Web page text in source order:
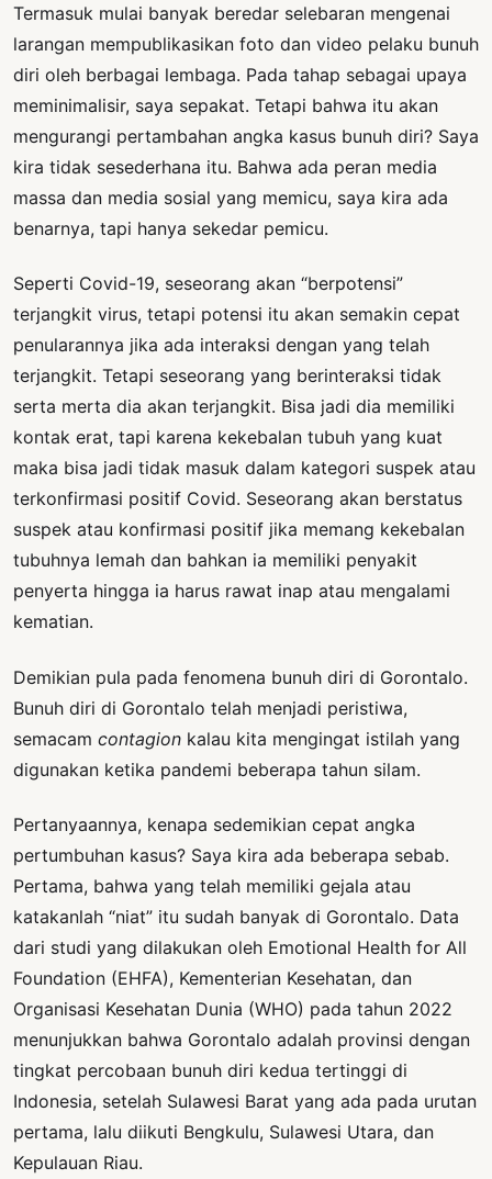
Termasuk mulai banyak beredar selebaran mengenai
larangan mempublikasikan foto dan video pelaku bunuh
diri oleh berbagai lembaga. Pada tahap sebagai upaya
meminimalisir, saya sepakat. Tetapi bahwa itu akan
mengurangi pertambahan angka kasus bunuh diri? Saya
kira tidak sesederhana itu. Bahwa ada peran media
massa dan media sosial yang memicu, saya kira ada
benarnya, tapi hanya sekedar pemicu.
Seperti Covid-19, seseorang akan “berpotensi”
terjangkit virus, tetapi potensi itu akan semakin cepat
penularannya jika ada interaksi dengan yang telah
terjangkit. Tetapi seseorang yang berinteraksi tidak
serta merta dia akan terjangkit. Bisa jadi dia memiliki
kontak erat, tapi karena kekebalan tubuh yang kuat
maka bisa jadi tidak masuk dalam kategori suspek atau
terkonfirmasi positif Covid. Seseorang akan berstatus
suspek atau konfirmasi positif jika memang kekebalan
tubuhnya lemah dan bahkan ia memiliki penyakit
penyerta hingga ia harus rawat inap atau mengalami
kematian.
Demikian pula pada fenomena bunuh diri di Gorontalo.
Bunuh diri di Gorontalo telah menjadi peristiwa,
semacam contagion kalau kita mengingat istilah yang
digunakan ketika pandemi beberapa tahun silam.
Pertanyaannya, kenapa sedemikian cepat angka
pertumbuhan kasus? Saya kira ada beberapa sebab.
Pertama, bahwa yang telah memiliki gejala atau
katakanlah “niat” itu sudah banyak di Gorontalo. Data
dari studi yang dilakukan oleh Emotional Health for All
Foundation (EHFA), Kementerian Kesehatan, dan
Organisasi Kesehatan Dunia (WHO) pada tahun 2022
menunjukkan bahwa Gorontalo adalah provinsi dengan
tingkat percobaan bunuh diri kedua tertinggi di
Indonesia, setelah Sulawesi Barat yang ada pada urutan
pertama, lalu diikuti Bengkulu, Sulawesi Utara, dan
Kepulauan Riau.